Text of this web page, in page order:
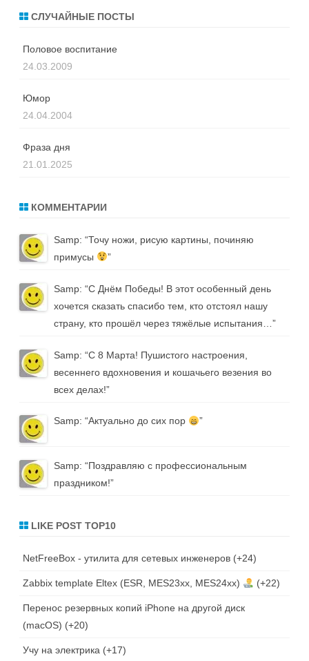
СЛУЧАЙНЫЕ ПОСТЫ
Половое воспитание
24.03.2009
Юмор
24.04.2004
Фраза дня
21.01.2025
КОММЕНТАРИИ
Samp: “Точу ножи, рисую картины, починяю
примусы
”
Samp: “С Днём Победы! В этот особенный день
хочется сказать спасибо тем, кто отстоял нашу
страну, кто прошёл через тяжёлые испытания… ”
Samp: “С 8 Марта! Пушистого настроения,
весеннего вдохновения и кошачьего везения во
всех делах!”
Samp: “Актуально до сих пор ”
Samp: “Поздравляю с профессиональным
праздником!”
LIKE POST TOP10
NetFreeBox - утилита для сетевых инженеров +24
Zabbix template Eltex (ESR, MES23xx, MES24xx) +22
Перенос резервных копий iPhone на другой диск
(macOS)
+20
Учу на электрика +17